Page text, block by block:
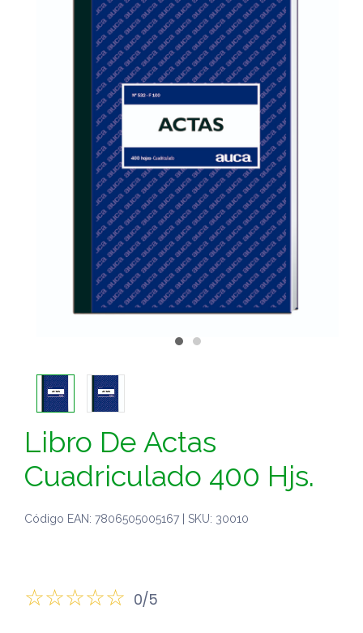
Libro De Actas
Cuadriculado 400 Hjs.
Código EAN: 7806505005167 | SKU: 30010
0/5